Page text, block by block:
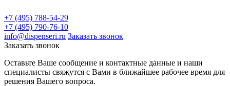
+7 (495) 788-54-29
+7 (495) 790-76-10
info@dispenseri.ru Заказать звонок
Заказать звонок
Оставьте Ваше сообщение и контактные данные и наши
специалисты свяжутся с Вами в ближайшее рабочее время для
решения Вашего вопроса.